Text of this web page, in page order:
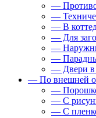
—
—
— В
— Для
—
—
— Двери в
— По внешней
—
— С
— С